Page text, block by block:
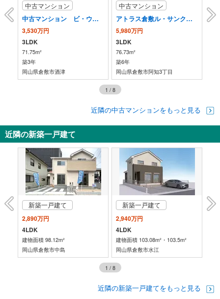
中古マンション
中古マンション ビ・ウェル酒津公園グリーンコート 3F
3,530万円
3LDK
71.75m²
築3年
岡山県倉敷市酒津
中古マンション
アトラス倉敷ル・サンク 7階
5,980万円
3LDK
76.73m²
築6年
岡山県倉敷市阿知3丁目
ア
1 /8
近隣の中古マンションをもっと見る
近隣の新築一戸建て
新築一戸建て
2,890万円
4LDK
建物面積 98.12m²
岡山県倉敷市中島
新築一戸建て
2,940万円
4LDK
建物面積 103.08m²・103.5m²
岡山県倉敷市水江
1 /8
近隣の新築一戸建てをもっと見る